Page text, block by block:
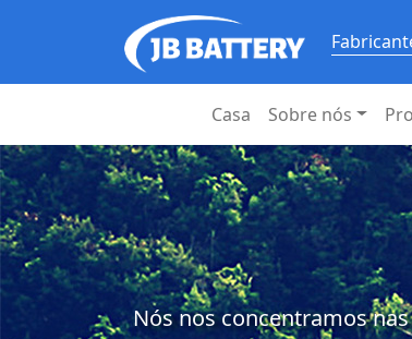
Casa Sobre nós
Nós nos concentramos